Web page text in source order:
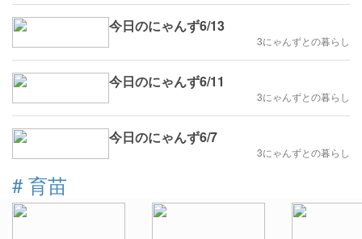
今日のにゃんず6/13
3にゃんずとの暮らし
今日のにゃんず6/11
3にゃんずとの暮らし
今日のにゃんず6/7
3にゃんずとの暮らし
# 育苗